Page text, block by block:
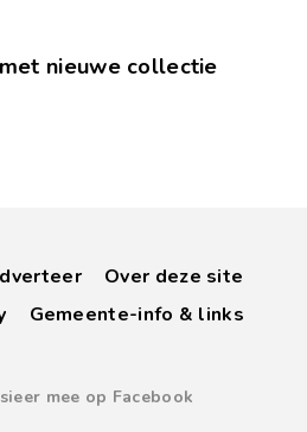
nieuwe collectie
Over deze site
Gemeente-info & links
mee op Facebook